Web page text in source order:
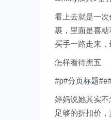
看上去就是一
裹，里面是喜
买手一路走来，
怎样看待黑五
#p#分页标题
婷妈说她其实
足够的折扣价